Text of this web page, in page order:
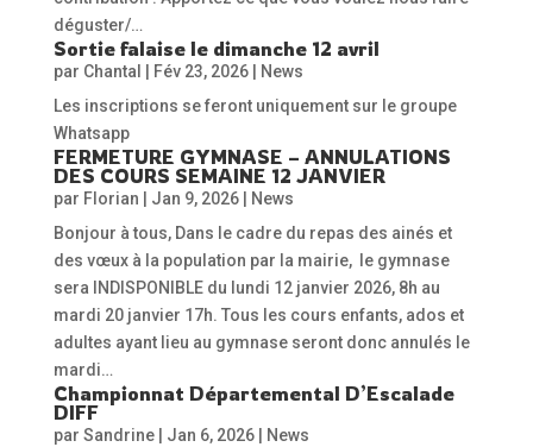
déguster/…
Sortie falaise le dimanche 12 avril
par Chantal Fév 23, 2026|
News
Les inscriptions se feront uniquement sur le groupe
Whatsapp
FERMETURE GYMNASE – ANNULATIONS
DES COURS SEMAINE 12 JANVIER
par Florian Jan 9, 2026|
News
Bonjour à tous, Dans le cadre du repas des ainés et
des vœux à la population par la mairie, le gymnase
sera INDISPONIBLE du lundi 12 janvier 2026, 8h au
mardi 20 janvier 17h. Tous les cours enfants, ados et
adultes ayant lieu au gymnase seront donc annulés le
mardi…
Championnat Départemental D’Escalade
DIFF
par Sandrine| Jan 6, 2026|
News